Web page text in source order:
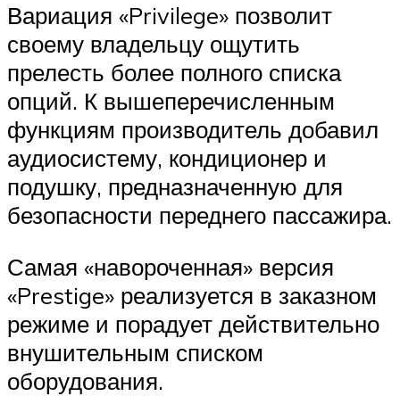
Вариация «Privilege» позволит
своему владельцу ощутить
прелесть более полного списка
опций. К вышеперечисленным
функциям производитель добавил
аудиосистему, кондиционер и
подушку, предназначенную для
безопасности переднего пассажира.
Самая «навороченная» версия
«Prestige» реализуется в заказном
режиме и порадует действительно
внушительным списком
оборудования.